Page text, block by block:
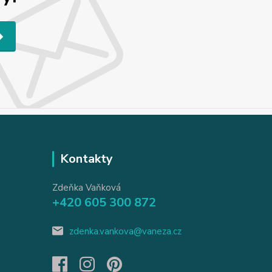
Kontakty
Zdeňka Vaňková
+420 605 300 872
zdenka.vankova@vaneza.cz